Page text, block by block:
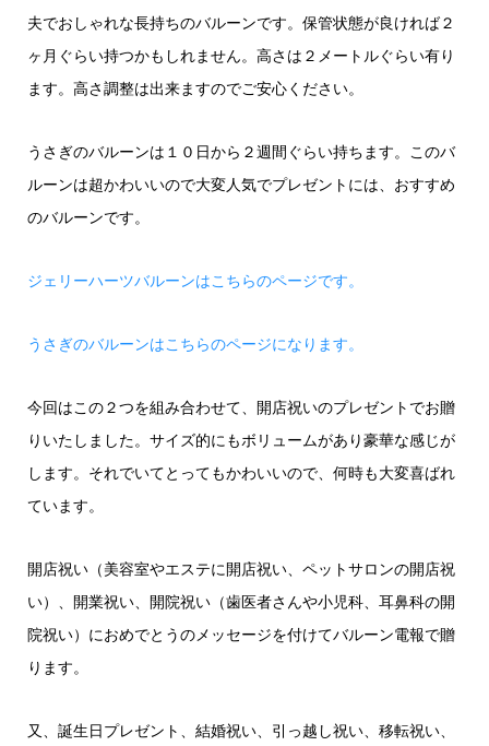
夫でおしゃれな長持ちのバルーンです。保管状態が良ければ２
ヶ月ぐらい持つかもしれません。高さは２メートルぐらい有り
ます。高さ調整は出来ますのでご安心ください。
うさぎのバルーンは１０日から２週間ぐらい持ちます。このバ
ルーンは超かわいいので大変人気でプレゼントには、おすすめ
のバルーンです。
ジェリーハーツバルーンはこちらのページです。
うさぎのバルーンはこちらのページになります。
今回はこの２つを組み合わせて、開店祝いのプレゼントでお贈
りいたしました。サイズ的にもボリュームがあり豪華な感じが
します。それでいてとってもかわいいので、何時も大変喜ばれ
ています。
開店祝い（美容室やエステに開店祝い、ペットサロンの開店祝
い）、開業祝い、開院祝い（歯医者さんや小児科、耳鼻科の開
院祝い）におめでとうのメッセージを付けてバルーン電報で贈
ります。
又、誕生日プレゼント、結婚祝い、引っ越し祝い、移転祝い、